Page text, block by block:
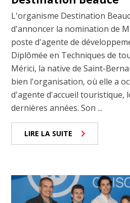
L'organisme Destination
d'annoncer la nomination de
poste d'agente de
Diplômée en Techniques de
Mérici, la native de Saint-
bien l'organisation, où elle a
d'agente d'accueil touristique,
dernières années. Son ...
LIRE LA SUITE